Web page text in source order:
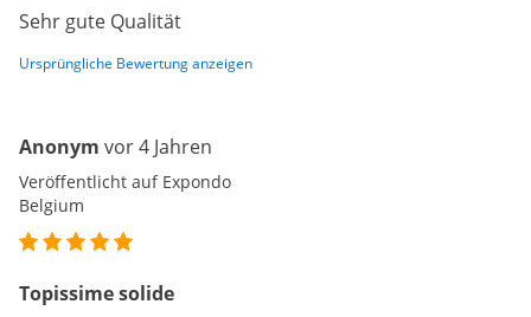
Sehr gute Qualität
Ursprüngliche Bewertung anzeigen
Anonym vor 4 Jahren
Veröffentlicht auf Expondo
Belgium
Topissime solide